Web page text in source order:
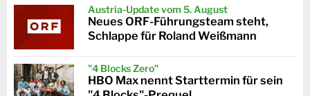
Austria-Update vom 5. August
Neues ORF-Führungsteam steht,
Schlappe für Roland Weißmann
"4 Blocks Zero"
HBO Max nennt Starttermin für sein